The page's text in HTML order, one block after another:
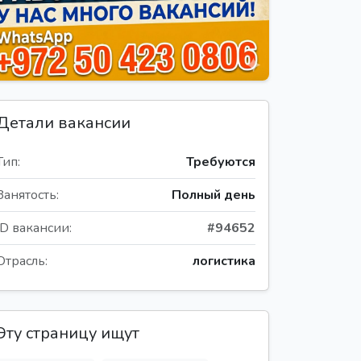
вакансии
Требуются
Полный день
вакансии:
#94652
логистика
страницу ищут